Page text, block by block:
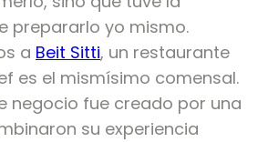
prepararlo yo mismo.
a Beit Sitti, un restaurante
es el mismísimo comensal.
negocio fue creado por una
su experiencia